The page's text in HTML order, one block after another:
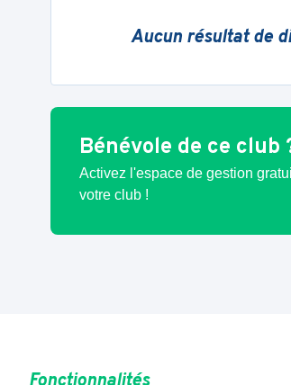
Aucun résultat de
Bénévole de ce club
Activez l'espace de gestion
votre club !